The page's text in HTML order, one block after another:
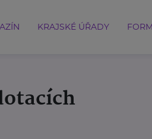
KRAJSKÉ ÚŘADY